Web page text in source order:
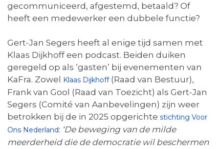
gecommuniceerd, afgestemd, betaald? Of
heeft een medewerker een dubbele functie?
Gert-Jan Segers heeft al enige tijd samen met
Klaas Dijkhoff een podcast. Beiden duiken
geregeld op als ‘gasten’ bij evenementen van
KaFra. Zowel
Klaas Dijkhoff(Raad van Bestuur),
Frank van Gool (Raad van Toezicht) als Gert-Jan
Segers (Comité van Aanbevelingen) zijn weer
betrokken bij de in 2025 opgerichte stichting Voor
Ons Nederland: ‘De beweging van de milde
meerderheid die de democratie wil beschermen